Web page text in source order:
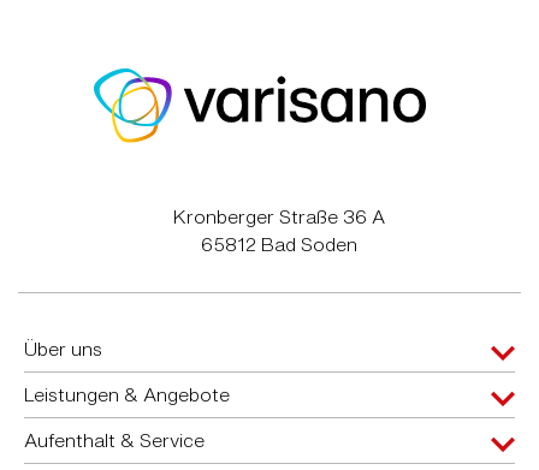
Kronberger Straße 36 A
65812 Bad Soden
Über uns
Leistungen & Angebote
Aufenthalt & Service